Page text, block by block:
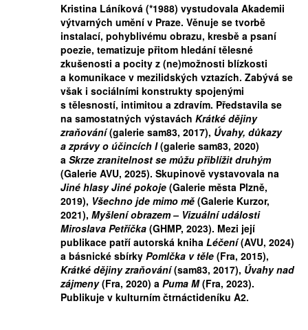
Kristina Láníková (*1988) vystudovala Akademii
výtvarných umění v Praze. Věnuje se tvorbě
instalací, pohyblivému obrazu, kresbě a psaní
poezie, tematizuje přitom hledání tělesné
zkušenosti a pocity z ­(ne)možnosti blízkosti
a komunikace v mezilidských vztazích. Zabývá se
však i sociálními konstrukty spojenými
s tělesností, intimitou a zdravím. Představila se
na samostatných výstavách Krátké dějiny
zraňování(galerie sam83, 2017), Úvahy, důkazy
a zprávy o účincích I(galerie sam83, 2020)
a Skrze zranitelnost se můžu přiblížit druhým
(Galerie AVU, 2025). Skupinově vystavovala na
Jiné hlasy Jiné pokoje(Galerie města Plzně,
2019), Všechno jde mimo mě (Galerie Kurzor,
2021), Myšlení obrazem – Vizuální události
Miroslava Petříčka(GHMP, 2023). Mezi její
publikace patří autorská kniha Léčení(AVU, 2024)
a básnické sbírky Pomlčka v těle(Fra, 2015),
Krátké dějiny zraňování(sam83, 2017), Úvahy nad
zájmeny(Fra, 2020) a Puma M(Fra, 2023).
Publikuje v kulturním čtrnáctideníku A2.